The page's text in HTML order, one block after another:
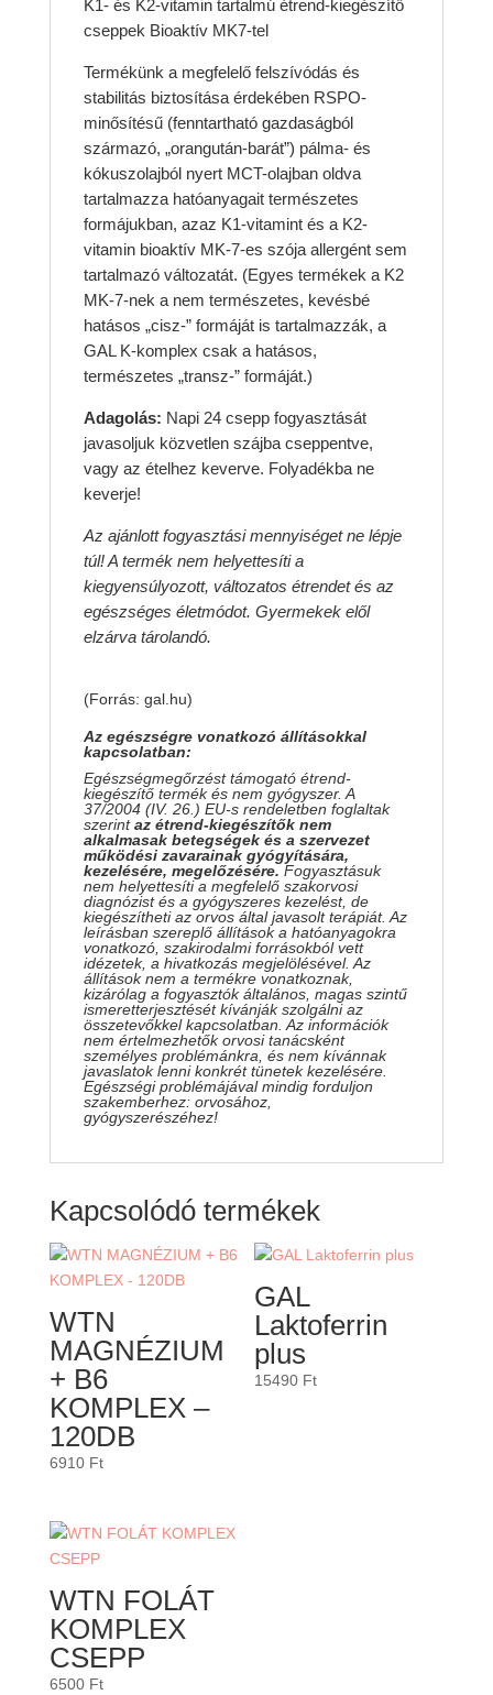
K1- és K2-vitamin tartalmú étrend-kiegészítő
cseppek Bioaktív MK7-tel
Termékünk a megfelelő felszívódás és
stabilitás biztosítása érdekében RSPO-
minősítésű (fenntartható gazdaságból
származó, „orangután-barát”) pálma- és
kókuszolajból nyert MCT-olajban oldva
tartalmazza hatóanyagait természetes
formájukban, azaz K1-vitamint és a K2-
vitamin bioaktív MK-7-es szója allergént sem
tartalmazó változatát. (Egyes termékek a K2
MK-7-nek a nem természetes, kevésbé
hatásos „cisz-” formáját is tartalmazzák, a
GAL K-komplex csak a hatásos,
természetes „transz-” formáját.)
Adagolás: Napi 24 csepp fogyasztását
javasoljuk közvetlen szájba cseppentve,
vagy az ételhez keverve. Folyadékba ne
keverje!
Az ajánlott fogyasztási mennyiséget ne lépje
túl! A termék nem helyettesíti a
kiegyensúlyozott, változatos étrendet és az
egészséges életmódot. Gyermekek elől
elzárva tárolandó.
(Forrás: gal.hu)
Az egészségre vonatkozó állításokkal
kapcsolatban:
Egészségmegőrzést támogató étrend-
kiegészítő termék és nem gyógyszer. A
37/2004 (IV. 26.) EU-s rendeletben foglaltak
szerintaz étrend-kiegészítők nem
alkalmasak betegségek és a szervezet
működési zavarainak gyógyítására,
kezelésére, megelőzésére. Fogyasztásuk
nem helyettesíti a megfelelő szakorvosi
diagnózist és a gyógyszeres kezelést, de
kiegészítheti az orvos által javasolt terápiát. Az
leírásban szereplő állítások a hatóanyagokra
vonatkozó, szakirodalmi forrásokból vett
idézetek, a hivatkozás megjelölésével. Az
állítások nem a termékre vonatkoznak,
kizárólag a fogyasztók általános, magas szintű
ismeretterjesztését kívánják szolgálni az
összetevőkkel kapcsolatban. Az információk
nem értelmezhetők orvosi tanácsként
személyes problémánkra, és nem kívánnak
javaslatok lenni konkrét tünetek kezelésére.
Egészségi problémájával mindig forduljon
szakemberhez: orvosához,
gyógyszerészéhez!
Kapcsolódó termékek
WTN
MAGNÉZIUM
+ B6
KOMPLEX –
120DB
6910 Ft
GAL
Laktoferrin
plus
15490 Ft
WTN FOLÁT
KOMPLEX
CSEPP
6500 Ft